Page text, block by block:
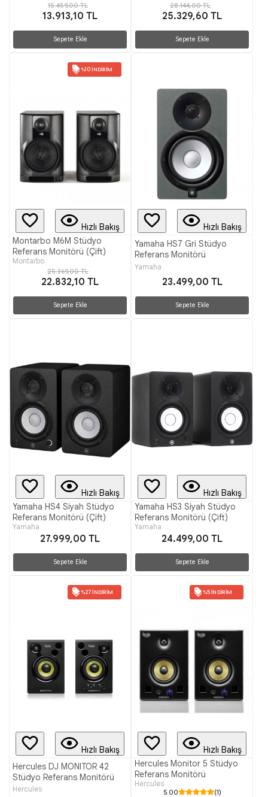
15.459,00 TL
13.913,10 TL
Sepete Ekle
28.144,00 TL
25.329,60 TL
Sepete Ekle
%10 İNDIRIM
Hızlı Bakış
Montarbo M6M Stüdyo
Referans Monitörü (Çift)
Montarbo
25.369,00 TL
22.832,10 TL
Sepete Ekle
Hızlı Bakış
Yamaha HS7 Gri Stüdyo
Referans Monitörü
Yamaha
23.499,00 TL
Sepete Ekle
Hızlı Bakış
Yamaha HS4 Siyah Stüdyo
Referans Monitörü (Çift)
Yamaha
27.999,00 TL
Sepete Ekle
Hızlı Bakış
Yamaha HS3 Siyah Stüdyo
Referans Monitörü (Çift)
Yamaha
24.499,00 TL
Sepete Ekle
%27 İNDIRIM
Hızlı Bakış
Hercules DJ MONITOR 42
Stüdyo Referans Monitörü
Hercules
%5 İNDIRIM
Hızlı Bakış
Hercules Monitor 5 Stüdyo
Referans Monitörü
Hercules
5.00
(1)